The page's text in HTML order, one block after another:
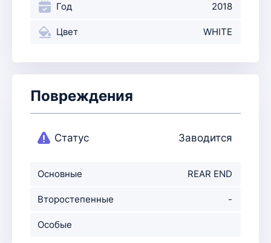
Год 2018
Цвет WHITE
Повреждения
Статус Заводится
Основные
повреждения
REAR END
Второстепенные
повр-ния
-
Особые